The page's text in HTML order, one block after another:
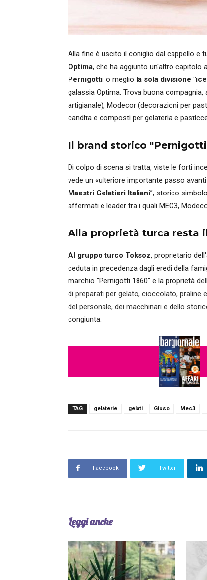
Alla fine è uscito il coniglio dal cappello e
Optima, che ha aggiunto un'altro capitolo
Pernigotti, o meglio la sola divisione
galassia Optima. Trova buona
artigianale), Modecor (decorazioni per
candita e composti per gelateria e
Il brand storico
Di colpo di scena si tratta, viste le forti
vede un «ulteriore importante passo
Maestri Gelatieri Italiani”, storico
affermati e leader tra i quali MEC3,
Alla proprietà turca resta
Al gruppo turco Toksoz, proprietario
ceduta in precedenza dagli eredi della
marchio "Pernigotti 1860" e la proprietà
di preparati per gelato, cioccolato, praline
del personale, dei macchinari e dello
congiunta.
TAG gelaterie gelati Giuso Mec3
Facebook Twitter
Leggi anche